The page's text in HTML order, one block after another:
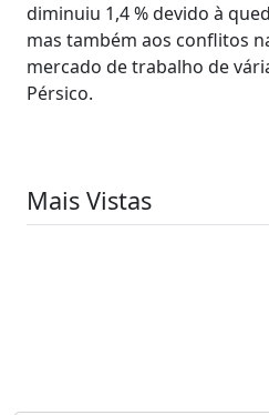
diminuiu 1,4 % devido à
mas também aos conflitos
mercado de trabalho de
Pérsico.
Mais Vistas